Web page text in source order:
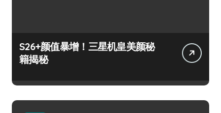
S26+颜值暴增！三星机皇美颜秘
籍揭秘